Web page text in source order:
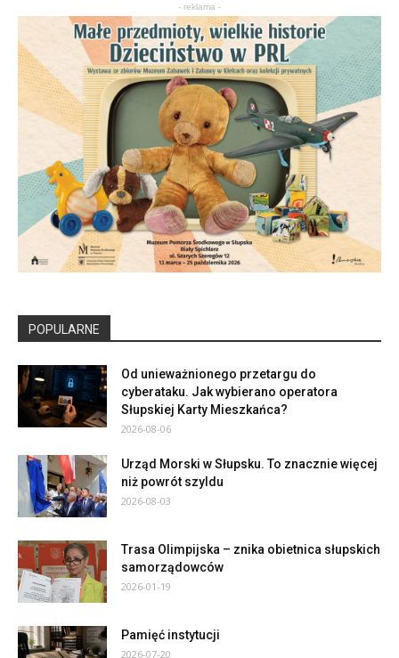
- reklama -
POPULARNE
Od unieważnionego przetargu do
cyberataku. Jak wybierano operatora
Słupskiej Karty Mieszkańca?
2026-08-06
Urząd Morski w Słupsku. To znacznie więcej
niż powrót szyldu
2026-08-03
Trasa Olimpijska – znika obietnica słupskich
samorządowców
2026-01-19
Pamięć instytucji
2026-07-20